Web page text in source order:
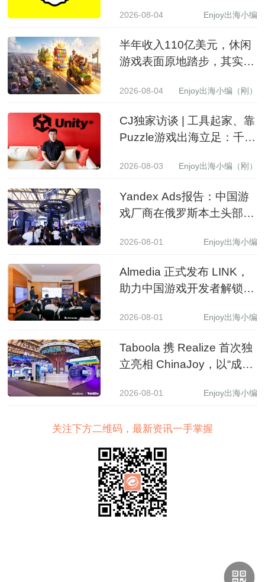
至15.99亿美元
2026-08-04 Enjoy出海小编
半年收入110亿美元，休闲
游戏表面原地踏步，其实已
2026-08-04 Enjoy出海小编（刚）
CJ独家访谈 | 工具起家、靠
Puzzle游戏出海立足：千万
2026-08-03 Enjoy出海小编（刚）
Yandex Ads报告：中国游
戏厂商在俄罗斯本土头部应
2026-08-01 Enjoy出海小编
Almedia 正式发布 LINK，
助力中国游戏开发者解锁收
2026-08-01 Enjoy出海小编
Taboola 携 Realize 首次独
立亮相 ChinaJoy，以“成长
全球增长新图景
2026-08-01 Enjoy出海小编
关注下方二维码，最新资讯一手掌握